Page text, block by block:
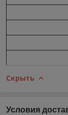
Скрыть
Условия